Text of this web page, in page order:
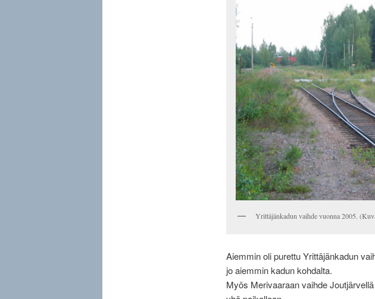
Yrittäjänkadun vaihde vuonna 2005.
Aiemmin oli purettu Yrittäjänkadun
jo aiemmin kadun kohdalta.
Myös Merivaaraan vaihde